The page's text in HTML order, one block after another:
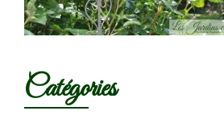
Catégories